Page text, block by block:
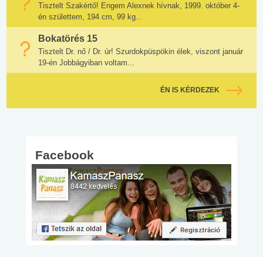
Tisztelt Szakértő! Engem Alexnek hívnak, 1999. október 4-
én születtem, 194 cm, 99 kg...
Bokatörés 15
Tisztelt Dr. nő / Dr. úr! Szurdokpüspökin élek, viszont január
19-én Jobbágyiban voltam...
ÉN IS KÉRDEZEK
Facebook